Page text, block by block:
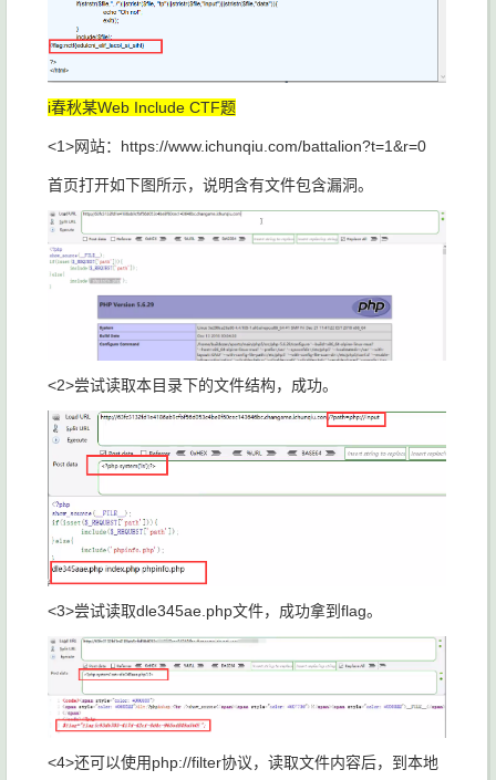
i春秋某Web Include CTF题
<1>网站：https://www.ichunqiu.com/battalion?t=1&r=0
首页打开如下图所示，说明含有文件包含漏洞。
<2>尝试读取本目录下的文件结构，成功。
<3>尝试读取dle345ae.php文件，成功拿到flag。
<4>还可以使用php://filter协议，读取文件内容后，到本地